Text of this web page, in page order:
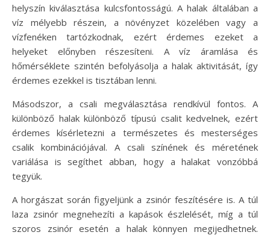
helyszín kiválasztása kulcsfontosságú. A halak általában a
víz mélyebb részein, a növényzet közelében vagy a
vízfenéken tartózkodnak, ezért érdemes ezeket a
helyeket előnyben részesíteni. A víz áramlása és
hőmérséklete szintén befolyásolja a halak aktivitását, így
érdemes ezekkel is tisztában lenni.
Másodszor, a csali megválasztása rendkívül fontos. A
különböző halak különböző típusú csalit kedvelnek, ezért
érdemes kísérletezni a természetes és mesterséges
csalik kombinációjával. A csali színének és méretének
variálása is segíthet abban, hogy a halakat vonzóbbá
tegyük.
A horgászat során figyeljünk a zsinór feszítésére is. A túl
laza zsinór megnehezíti a kapások észlelését, míg a túl
szoros zsinór esetén a halak könnyen megijedhetnek.